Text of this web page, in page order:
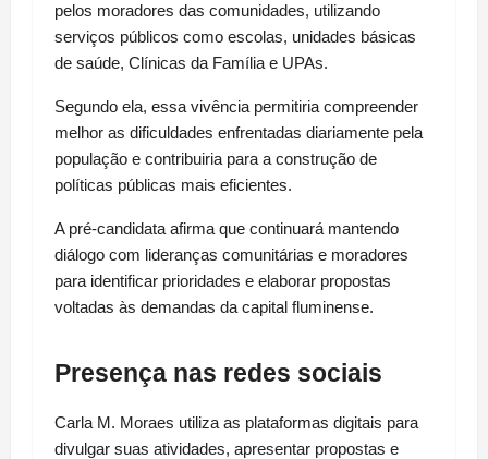
pelos moradores das comunidades, utilizando
serviços públicos como escolas, unidades básicas
de saúde, Clínicas da Família e UPAs.
Segundo ela, essa vivência permitiria compreender
melhor as dificuldades enfrentadas diariamente pela
população e contribuiria para a construção de
políticas públicas mais eficientes.
A pré-candidata afirma que continuará mantendo
diálogo com lideranças comunitárias e moradores
para identificar prioridades e elaborar propostas
voltadas às demandas da capital fluminense.
Presença nas redes sociais
Carla M. Moraes utiliza as plataformas digitais para
divulgar suas atividades, apresentar propostas e